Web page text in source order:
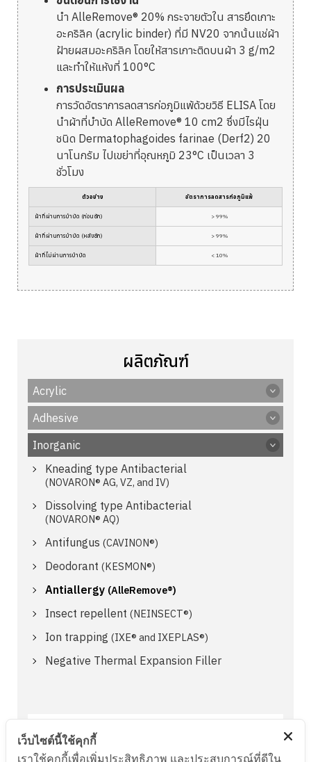
นำ AlleRemove® 20% กระจายตัวใน สารยึดเกาะ
อะคริลิค (acrylic binder) ที่มี NV20 จากนั้นแช่ผ้า
ฝ้ายผสมอะคริลิค โดยให้สารเกาะติดบนผ้า 3 g/m2
และทำให้แห้งที่ 100°C
การประเมินผล
การวัดอัตราการลดสารก่อภูมิแพ้ด้วยวิธี ELISA โดย
นำผ้าที่บำบัด AlleRemove® 10 cm2 ซึ่งมีไรฝุ่น
ชนิด Dermatophagoides farinae (Derf2) 20
นาโนกรัม ไปเขย่าที่อุณหภูมิ 23°C เป็นเวลา 3
ชั่วโมง
ตัวอย่าง อัตราการลดสารก่อภูมิแพ้
ผ้าที่ผ่านการบำบัด (ก่อนซัก) > 99%
ผ้าที่ผ่านการบำบัด (หลังซัก) > 99%
ผ้าที่ไม่ผ่านการบำบัด < 10%
ผลิตภัณฑ์
Acrylic
Adhesive
Inorganic
Kneading type Antibacterial
(NOVARON® AG, VZ, and IV)
Dissolving type Antibacterial
(NOVARON® AQ)
Antifungus (CAVINON®)
Deodorant (KESMON®)
Antiallergy (AlleRemove®)
Insect repellent (NEINSECT®)
Ion trapping (IXE® and IXEPLAS®)
Negative Thermal Expansion Filler
Feel free to write us about any of your
เว็บไซต์นี้ใช้คุกกี้
เราใช้คุกกี้เพื่อเพิ่มประสิทธิภาพ และประสบการณ์ที่ดีใน